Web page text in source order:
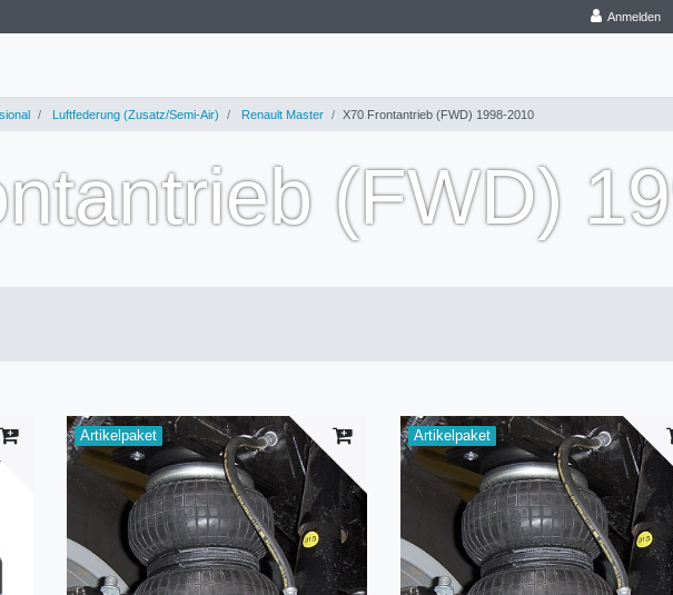
Anmelden
Luftfederung (Zusatz/Semi-Air) Renault Master X70 Frontantrieb (FWD) 1998-2010
(FWD)
Artikelpaket Artikelpaket